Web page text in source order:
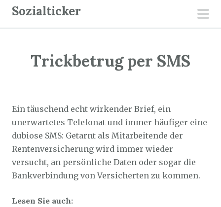
Sozialticker
Trickbetrug per SMS
Ein täuschend echt wirkender Brief, ein
unerwartetes Telefonat und immer häufiger eine
dubiose SMS: Getarnt als Mitarbeitende der
Rentenversicherung wird immer wieder
versucht, an persönliche Daten oder sogar die
Bankverbindung von Versicherten zu kommen.
Lesen Sie auch: